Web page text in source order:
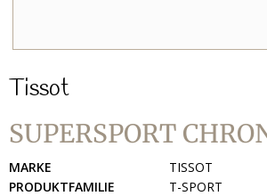
Tissot
SUPERSPORT
MARKE
TISSOT
PRODUKTFAMILIE
T-SPORT